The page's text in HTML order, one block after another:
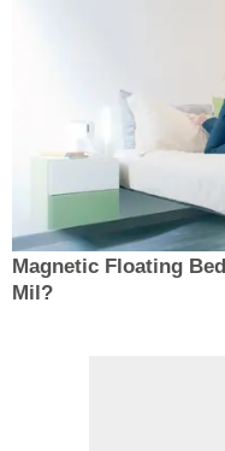
Magnetic Floating
Mil?